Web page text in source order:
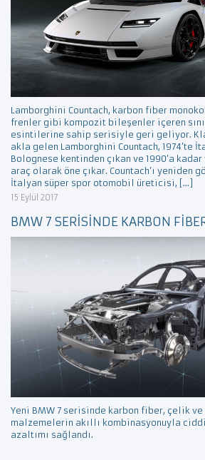
Lamborghini Countach, karbon fiber
frenler gibi kompozit bileşenler içeren
esintilerine sahip serisiyle geri geliyor.
akla gelen Lamborghini Countach, 1974’te
Bolognese kentinden çıkan ve 1990’a
araç olarak öne çıkar. Countach’ı yeniden
İtalyan süper spor otomobil üreticisi, […]
15 Eylül 2017
BMW 7 SERİSİNDE KARBON
Yeni BMW 7 serisinde karbon fiber, çelik ve
malzemelerin akıllı kombinasyonuyla
azaltımı sağlandı.